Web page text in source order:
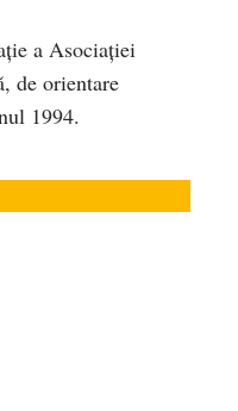
a Asociaţiei
de orientare
1994.